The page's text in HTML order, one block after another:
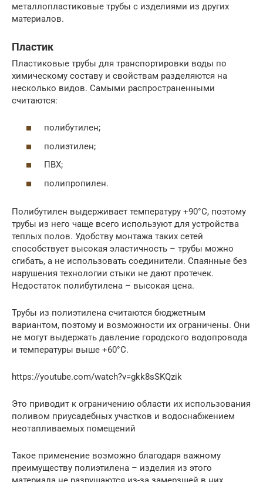
металлопластиковые трубы с изделиями из других
материалов.
Пластик
Пластиковые трубы для транспортировки воды по
химическому составу и свойствам разделяются на
несколько видов. Самыми распространенными
считаются:
полибутилен;
полиэтилен;
ПВХ;
полипропилен.
Полибутилен выдерживает температуру +90°С, поэтому
трубы из него чаще всего используют для устройства
теплых полов. Удобству монтажа таких сетей
способствует высокая эластичность – трубы можно
сгибать, а не использовать соединители. Спаянные без
нарушения технологии стыки не дают протечек.
Недостаток полибутилена – высокая цена.
Трубы из полиэтилена считаются бюджетным
вариантом, поэтому и возможности их ограничены. Они
не могут выдержать давление городского водопровода
и температуры выше +60°С.
https://youtube.com/watch?v=gkk8sSKQzik
Это приводит к ограничению области их использования
поливом приусадебных участков и водоснабжением
неотапливаемых помещений
Такое применение возможно благодаря важному
преимуществу полиэтилена – изделия из этого